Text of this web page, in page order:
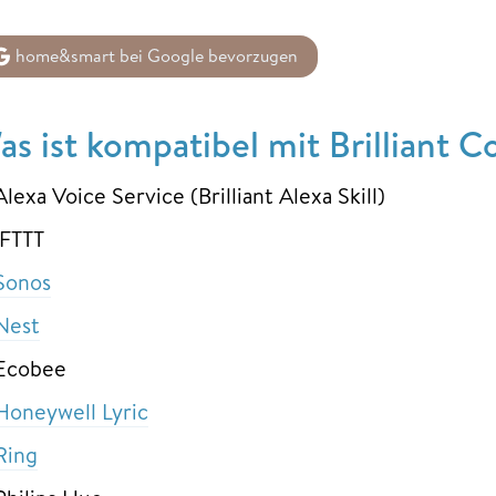
home&smart bei Google bevorzugen
ist kompatibel mit Brilliant
Voice Service (Brilliant Alexa Skill)
Lyric